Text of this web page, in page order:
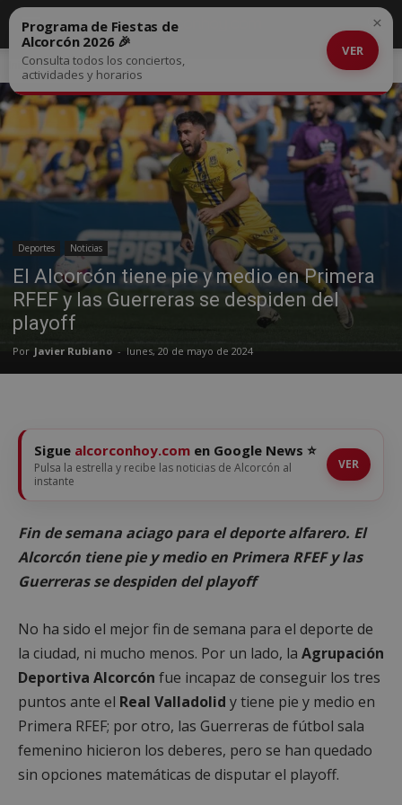
Inicio Deportes
Deportes Noticias
El Alcorcón tiene pie y medio en Primera
RFEF y las Guerreras se despiden del
playoff
Por Javier Rubiano - lunes, 20 de mayo de 2024
Programa de Fiestas de
Alcorcón 2026 🎉
Consulta todos los conciertos,
actividades y horarios
VER
×
Sigue alcorconhoy.com en Google News ⭐
Pulsa la estrella y recibe las noticias de Alcorcón al
instante
VER
Fin de semana aciago para el deporte alfarero. El
Alcorcón tiene pie y medio en Primera RFEF y las
Guerreras se despiden del playoff
No ha sido el mejor fin de semana para el deporte de
la ciudad, ni mucho menos. Por un lado, la Agrupación
Deportiva Alcorcón fue incapaz de conseguir los tres
puntos ante el Real Valladolid y tiene pie y medio en
Primera RFEF; por otro, las Guerreras de fútbol sala
femenino hicieron los deberes, pero se han quedado
sin opciones matemáticas de disputar el playoff.